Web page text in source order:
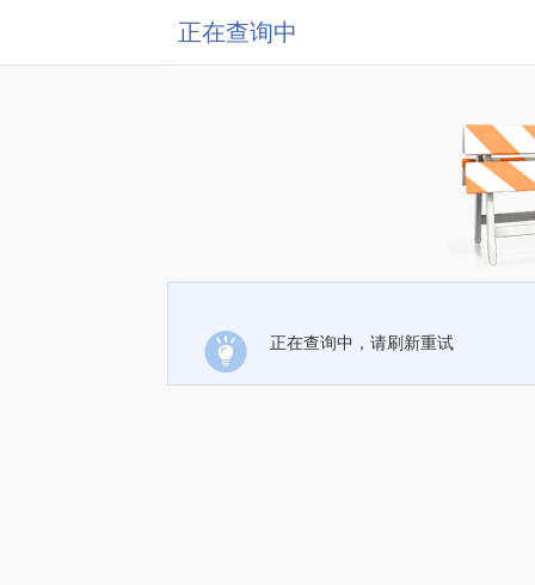
正在查询中
正在查询中，请刷新重试